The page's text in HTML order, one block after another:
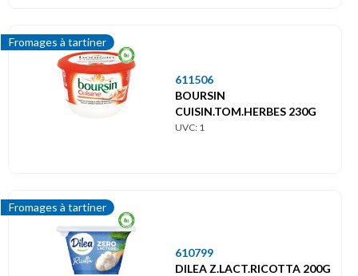
Fromages à tartiner
611506
BOURSIN
CUISIN.TOM.HERBES 230G
UVC: 1
Fromages à tartiner
610799
DILEA Z.LACT.RICOTTA 200G